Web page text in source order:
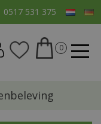
0517 531 375